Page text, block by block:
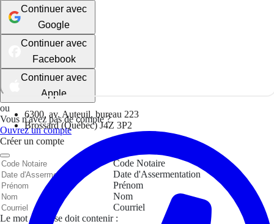
6300, av. Auteuil, bureau 223
Brossard (Québec) J4Z 3P2
Continuer avec
Google
Continuer avec
Facebook
Continuer avec
Apple
ou
Vous n'avez pas de compte ?
Ouvrez un compte
Créer un compte
Code Notaire
Date d'Assermentation
Prénom
Nom
Courriel
Le mot de passe doit contenir :